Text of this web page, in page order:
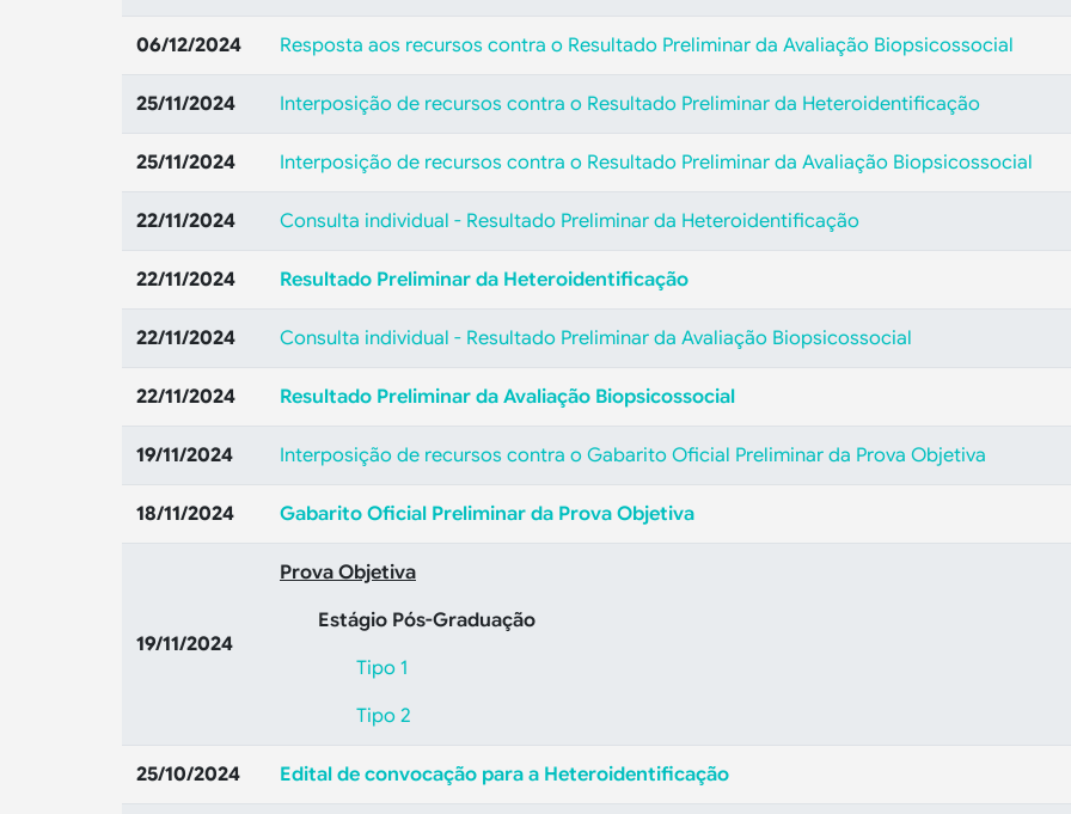
06/12/2024 Resposta aos recursos contra o Resultado Preliminar da Avaliação Biopsicossocial
25/11/2024 Interposição de recursos contra o Resultado Preliminar da Heteroidentificação
25/11/2024 Interposição de recursos contra o Resultado Preliminar da Avaliação Biopsicossocial
22/11/2024 Consulta individual - Resultado Preliminar da Heteroidentificação
22/11/2024 Resultado Preliminar da Heteroidentificação
22/11/2024 Consulta individual - Resultado Preliminar da Avaliação Biopsicossocial
22/11/2024 Resultado Preliminar da Avaliação Biopsicossocial
19/11/2024 Interposição de recursos contra o Gabarito Oficial Preliminar da Prova Objetiva
18/11/2024 Gabarito Oficial Preliminar da Prova Objetiva
19/11/2024
Prova Objetiva
Estágio Pós-Graduação
Tipo 1
Tipo 2
25/10/2024 Edital de convocação para a Heteroidentificação